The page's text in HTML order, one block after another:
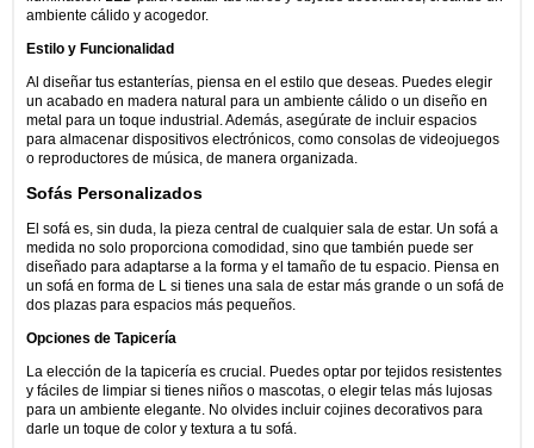
ambiente cálido y acogedor.
Estilo y Funcionalidad
Al diseñar tus estanterías, piensa en el estilo que deseas. Puedes elegir
un acabado en madera natural para un ambiente cálido o un diseño en
metal para un toque industrial. Además, asegúrate de incluir espacios
para almacenar dispositivos electrónicos, como consolas de videojuegos
o reproductores de música, de manera organizada.
Sofás Personalizados
El sofá es, sin duda, la pieza central de cualquier sala de estar. Un sofá a
medida no solo proporciona comodidad, sino que también puede ser
diseñado para adaptarse a la forma y el tamaño de tu espacio. Piensa en
un sofá en forma de L si tienes una sala de estar más grande o un sofá de
dos plazas para espacios más pequeños.
Opciones de Tapicería
La elección de la tapicería es crucial. Puedes optar por tejidos resistentes
y fáciles de limpiar si tienes niños o mascotas, o elegir telas más lujosas
para un ambiente elegante. No olvides incluir cojines decorativos para
darle un toque de color y textura a tu sofá.